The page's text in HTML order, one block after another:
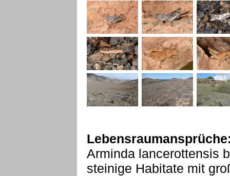
Arminda lancerottensis
steinige Habitate mit